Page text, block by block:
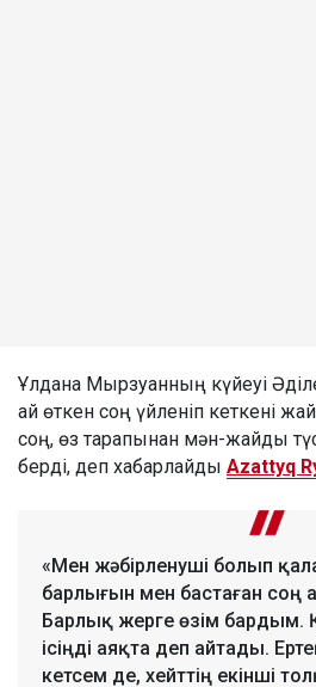
Ұлдана Мырзуанның күйеуі
ай өткен соң үйленіп кеткені
соң, өз тарапынан мән-жайды
берді, деп хабарлайды Azattyq
«Мен жәбірленуші болып
барлығын мен бастаған соң
Барлық жерге өзім бардым.
ісіңді аяқта деп айтады.
кетсем де, хейттің екінші